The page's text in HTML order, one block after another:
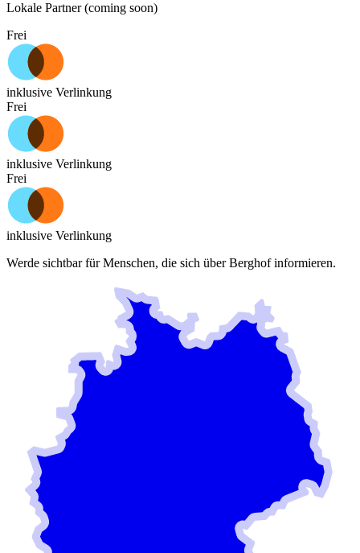
Lokale Partner (coming soon)
Frei
inklusive Verlinkung
Frei
inklusive Verlinkung
Frei
inklusive Verlinkung
Werde sichtbar für Menschen, die sich überBerghofinformieren.